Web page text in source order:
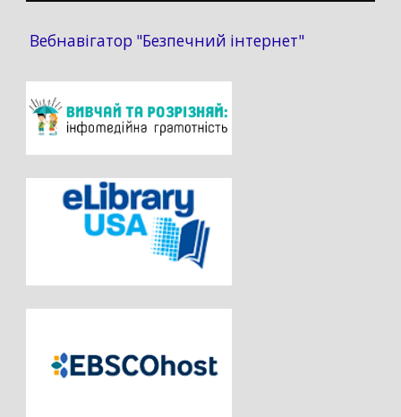
Вебнавігатор "Безпечний інтернет"